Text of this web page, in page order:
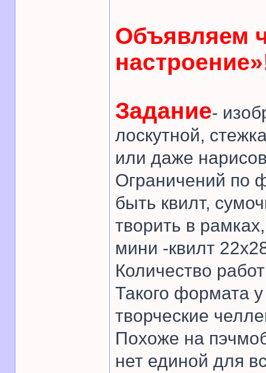
Объявляем
Задание-
лоскутной,
или даже
Ограничений по
быть квилт,
творить в
мини -квилт
Количество
Такого формата
творческие
Похоже на
нет единой для